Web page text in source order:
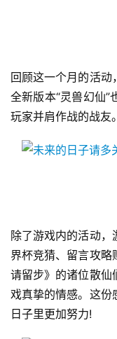
首
页
游
游
戏
业
界
回顾这一个月的活动
全新版本“灵兽幻仙
玩家并肩作战的战友。
除了游戏内的活动
界杯竞猜、留言攻略
请留步》的诸位散仙
戏真挚的情感。这份
日子里更加努力!